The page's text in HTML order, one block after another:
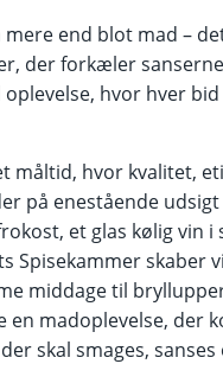
end blot mad –
der forkæler
hvor hver
måltid, hvor kvalitet,
på enestående
et glas kølig vin i
Spisekammer skaber vi
middage til
madoplevelse, der
skal smages, sanses